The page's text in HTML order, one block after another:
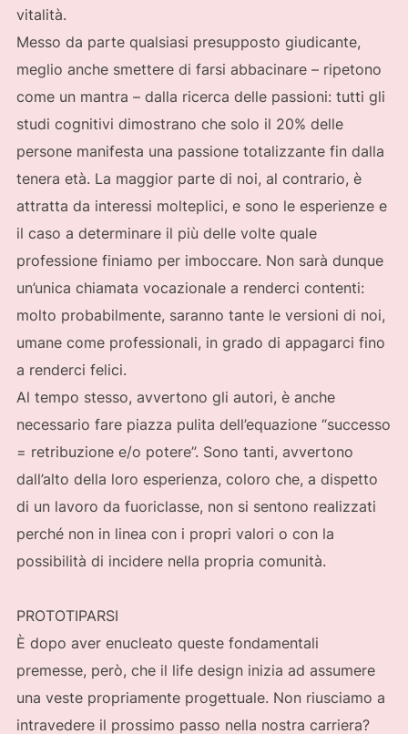
vitalità.
Messo da parte qualsiasi presupposto giudicante,
meglio anche smettere di farsi abbacinare – ripetono
come un mantra – dalla ricerca delle passioni: tutti gli
studi cognitivi dimostrano che solo il 20% delle
persone manifesta una passione totalizzante fin dalla
tenera età. La maggior parte di noi, al contrario, è
attratta da interessi molteplici, e sono le esperienze e
il caso a determinare il più delle volte quale
professione finiamo per imboccare. Non sarà dunque
un’unica chiamata vocazionale a renderci contenti:
molto probabilmente, saranno tante le versioni di noi,
umane come professionali, in grado di appagarci fino
a renderci felici.
Al tempo stesso, avvertono gli autori, è anche
necessario fare piazza pulita dell’equazione “successo
= retribuzione e/o potere”. Sono tanti, avvertono
dall’alto della loro esperienza, coloro che, a dispetto
di un lavoro da fuoriclasse, non si sentono realizzati
perché non in linea con i propri valori o con la
possibilità di incidere nella propria comunità.
PROTOTIPARSI
È dopo aver enucleato queste fondamentali
premesse, però, che il life design inizia ad assumere
una veste propriamente progettuale. Non riusciamo a
intravedere il prossimo passo nella nostra carriera?